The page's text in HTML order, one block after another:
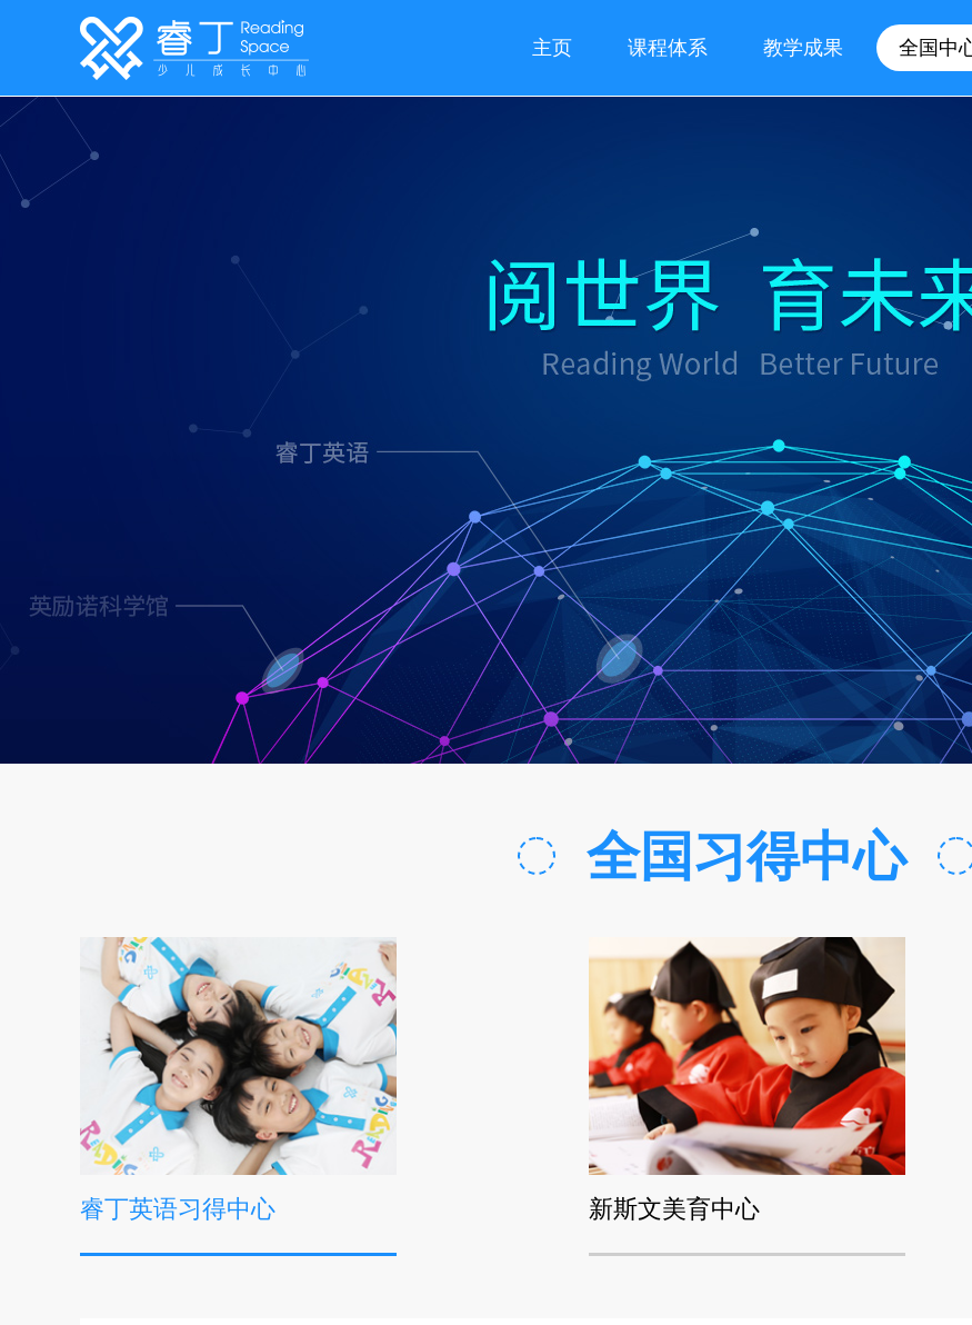
主页 课程体系 教学成果 全国中
全国习得中心
睿丁英语习得中心 新斯文美育中心